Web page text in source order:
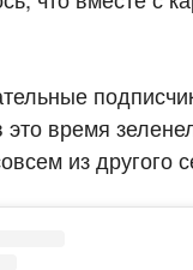
это время
из другого